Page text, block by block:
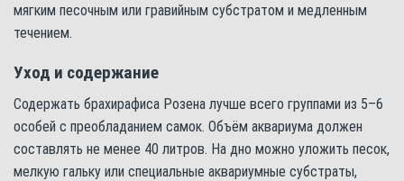
мягким песочным или гравийным субстратом и медленным
течением.
Уход и содержание
Содержать брахирафиса Розена лучше всего группами из 5–6
особей с преобладанием самок. Объём аквариума должен
составлять не менее 40 литров. На дно можно уложить песок,
мелкую гальку или специальные аквариумные субстраты,